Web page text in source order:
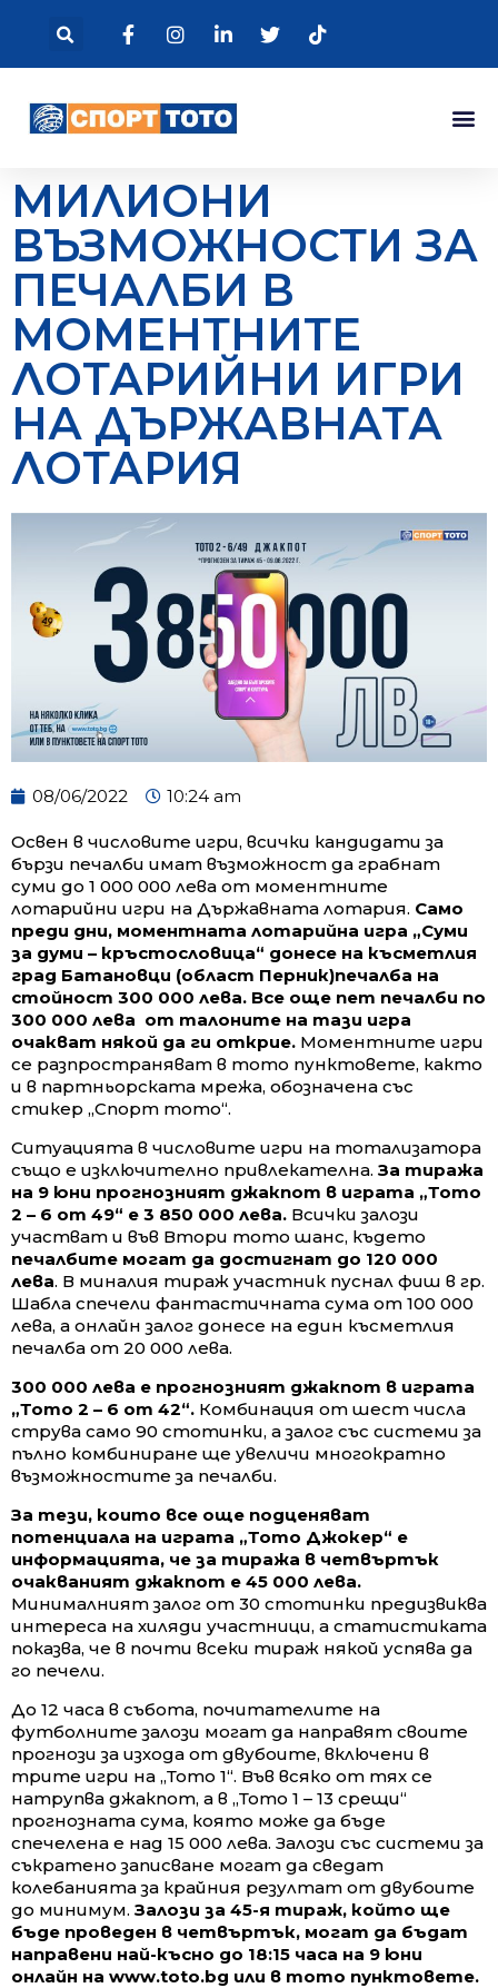
МИЛИОНИ
ВЪЗМОЖНОСТИ ЗА
ПЕЧАЛБИ В
МОМЕНТНИТЕ
ЛОТАРИЙНИ ИГРИ
НА ДЪРЖАВНАТА
ЛОТАРИЯ
08/06/2022 10:24 am
Освен в числовите игри, всички кандидати за
бързи печалби имат възможност да грабнат
суми до 1 000 000 лева от моментните
лотарийни игри на Държавната лотария. Само
преди дни, моментната лотарийна игра „Суми
за думи – кръстословица“ донесе на късметлия
град Батановци (област Перник)печалба на
стойност 300 000 лева. Все още пет печалби по
300 000 лева от талоните на тази игра
очакват някой да ги открие. Моментните игри
се разпространяват в тото пунктовете, както
и в партньорската мрежа, обозначена със
стикер „Спорт тото“.
Ситуацията в числовите игри на тотализатора
също е изключително привлекателна. За тиража
на 9 юни прогнозният джакпот в играта „Тото
2 – 6 от 49“ е 3 850 000 лева. Всички залози
участват и във Втори тото шанс, където
печалбите могат да достигнат до 120 000
лева. В миналия тираж участник пуснал фиш в гр.
Шабла спечели фантастичната сума от 100 000
лева, а онлайн залог донесе на един късметлия
печалба от 20 000 лева.
300 000 лева е прогнозният джакпот в играта
„Тото 2 – 6 от 42“. Комбинация от шест числа
струва само 90 стотинки, а залог със системи за
пълно комбиниране ще увеличи многократно
възможностите за печалби.
За тези, които все още подценяват
потенциала на играта „Тото Джокер“ е
информацията, че за тиража в четвъртък
очакваният джакпот е 45 000 лева.
Минималният залог от 30 стотинки предизвиква
интереса на хиляди участници, а статистиката
показва, че в почти всеки тираж някой успява да
го печели.
До 12 часа в събота, почитателите на
футболните залози могат да направят своите
прогнози за изхода от двубоите, включени в
трите игри на „Тото 1“. Във всяко от тях се
натрупва джакпот, а в „Тото 1 – 13 срещи“
прогнозната сума, която може да бъде
спечелена е над 15 000 лева. Залози със системи за
съкратено записване могат да сведат
колебанията за крайния резултат от двубоите
до минимум. Залози за 45-я тираж, който ще
бъде проведен в четвъртък, могат да бъдат
направени най-късно до 18:15 часа на 9 юни
онлайн на www.toto.bg или в тото пунктовете.